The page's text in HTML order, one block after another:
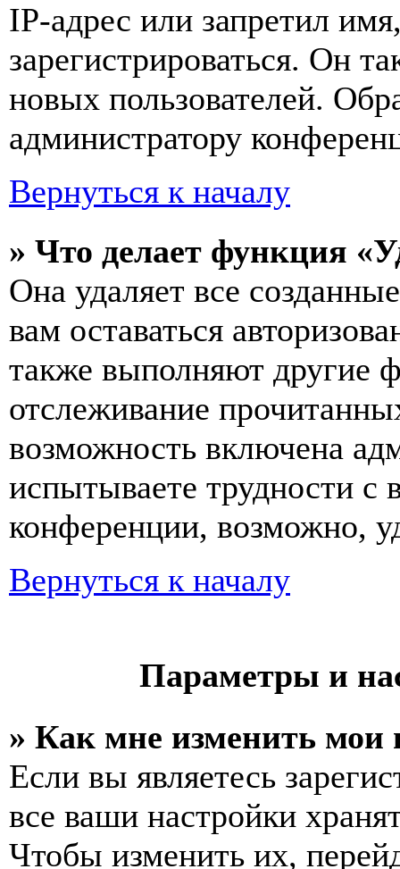
IP-адрес или запретил
зарегистрироваться. Он
новых пользователей.
администратору
Вернуться к началу
» Что делает функция
Она удаляет все
вам оставаться
также выполняют другие
отслеживание
возможность включена
испытываете трудности с
конференции, возможно,
Вернуться к началу
Параметры и
» Как мне изменить мои
Если вы являетесь
все ваши настройки
Чтобы изменить их,